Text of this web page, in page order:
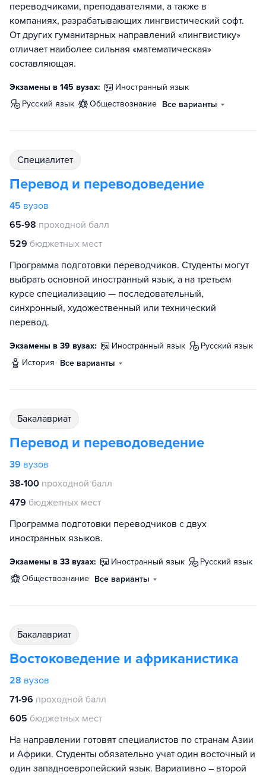
переводчиками, преподавателями, а также в
компаниях, разрабатывающих лингвистический софт.
От других гуманитарных направлений «лингвистику»
отличает наиболее сильная «математическая»
составляющая.
Экзамены в 145 вузах:
иностранный язык
русский язык
обществознание Все варианты
специалитет
Перевод и переводоведение
45 вузов
65-98 проходной балл
529 бюджетных мест
Программа подготовки переводчиков. Студенты могут
выбрать основной иностранный язык, а на третьем
курсе специализацию — последовательный,
синхронный, художественный или технический
перевод.
Экзамены в 39 вузах: иностранный язык
русский язык
история
Все варианты
бакалавриат
Перевод и переводоведение
39 вузов
38-100 проходной балл
479 бюджетных мест
Программа подготовки переводчиков с двух
иностранных языков.
Экзамены в 33 вузах: иностранный язык
русский язык
обществознание Все варианты
бакалавриат
Востоковедение и африканистика
28 вузов
71-96 проходной балл
605 бюджетных мест
На направлении готовят специалистов по странам Азии
и Африки. Студенты обязательно учат один восточный и
один западноевропейский язык. Вариативно – второй